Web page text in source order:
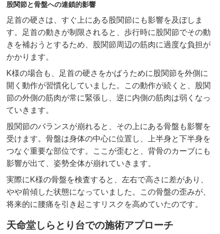
股関節と骨盤への連鎖的影響
足首の硬さは、すぐ上にある股関節にも影響を及ぼしま
す。足首の動きが制限されると、歩行時に股関節でその動
きを補おうとするため、股関節周辺の筋肉に過度な負担が
かかります。
K様の場合も、足首の硬さをかばうために股関節を外側に
開く動作が習慣化していました。この動作が続くと、股関
節の外側の筋肉が常に緊張し、逆に内側の筋肉は弱くなっ
ていきます。
股関節のバランスが崩れると、その上にある骨盤も影響を
受けます。骨盤は身体の中心に位置し、上半身と下半身を
つなぐ重要な部位です。ここが歪むと、背骨のカーブにも
影響が出て、姿勢全体が崩れていきます。
実際にK様の骨盤を検査すると、左右で高さに差があり、
やや前傾した状態になっていました。この骨盤の歪みが、
将来的に腰痛を引き起こすリスクを高めていたのです。
天命堂しらとり台での施術アプローチ